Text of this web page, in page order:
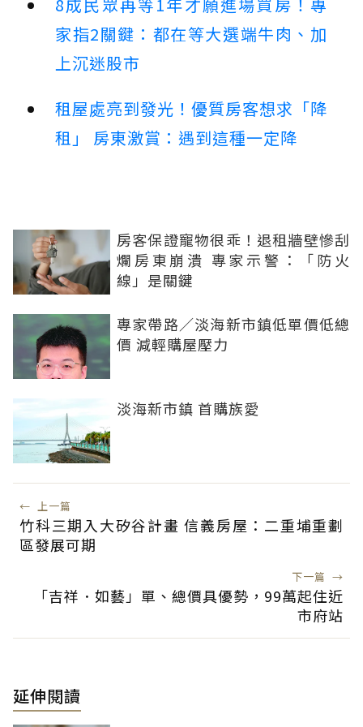
8成民眾再等1年才願進場買房！專
家指2關鍵：都在等大選端牛肉、加
上沉迷股市
租屋處亮到發光！優質房客想求「降
租」 房東激賞：遇到這種一定降
房客保證寵物很乖！退租牆壁慘刮
爛房東崩潰 專家示警：「防火
線」是關鍵
專家帶路／淡海新市鎮低單價低總
價 減輕購屋壓力
淡海新市鎮 首購族愛
← 上一篇
竹科三期入大矽谷計畫 信義房屋：二重埔重劃
區發展可期
下一篇 →
「吉祥．如藝」單、總價具優勢，99萬起住近
市府站
延伸閱讀